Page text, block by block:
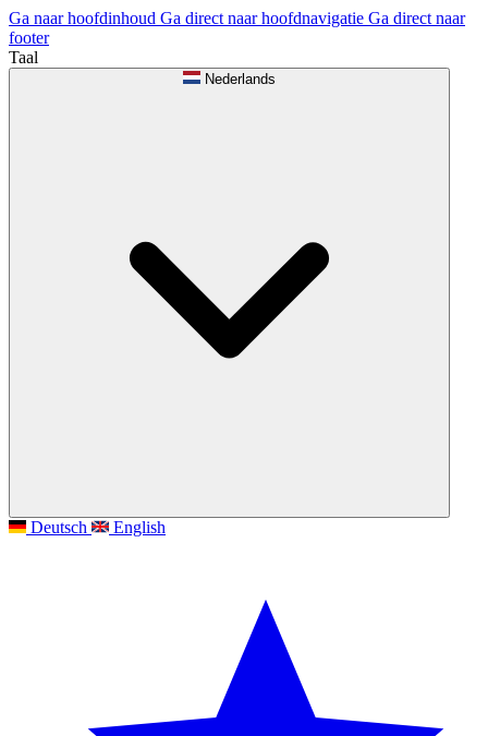
Ga naar hoofdinhoud Ga direct naar hoofdnavigatie Ga direct naar
footer
Taal
Nederlands
Deutsch English